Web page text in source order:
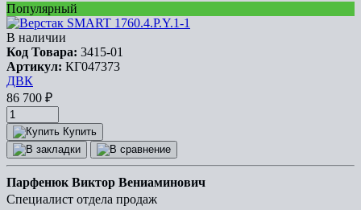
Популярный
В наличии
Код Товара: 3415-01
Артикул: КГ047373
ДВК
86 700 ₽
Купить
Парфенюк Виктор Вениаминович
Специалист отдела продаж